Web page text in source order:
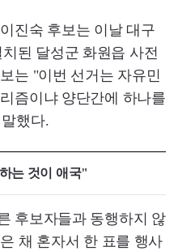
진숙 후보는 이날 대구
된 달성군 화원읍 사전
는 "이번 선거는 자유민
즘이냐 양단간에 하나를
했다.
는 것이 애국"
후보자들과 동행하지 않
채 혼자서 한 표를 행사